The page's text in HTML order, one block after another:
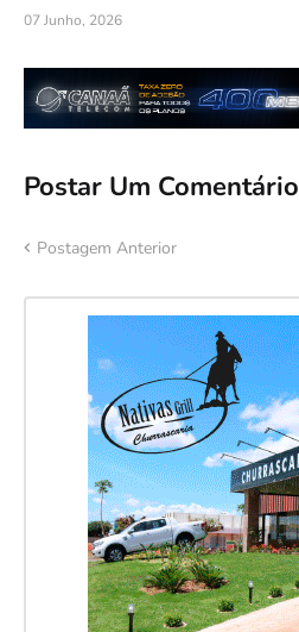
07 Junho, 2026
Postar Um Comentário
Postagem Anterior